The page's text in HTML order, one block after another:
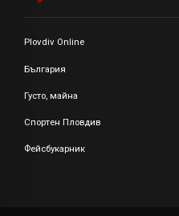
Plovdiv Online
България
Густо, майна
Спортен Пловдив
Фейсбукарник